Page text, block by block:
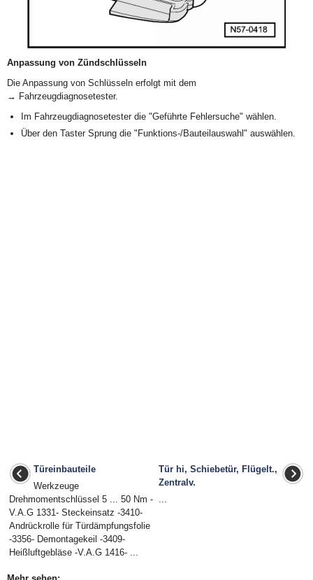
Anpassung von Zündschlüsseln
Die Anpassung von Schlüsseln erfolgt mit dem
→ Fahrzeugdiagnosetester.
Im Fahrzeugdiagnosetester die "Geführte Fehlersuche" wählen.
Über den Taster Sprung die "Funktions-/Bauteilauswahl" auswählen.
Türeinbauteile
Werkzeuge
Drehmomentschlüssel 5 ... 50 Nm -
V.A.G 1331- Steckeinsatz -3410-
Andrückrolle für Türdämpfungsfolie
-3356- Demontagekeil -3409-
Heißluftgebläse -V.A.G 1416- ...
Tür hi, Schiebetür, Flügelt.,
Zentralv.